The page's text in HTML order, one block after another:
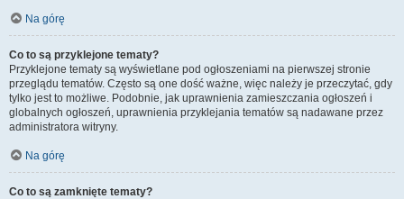
Na górę
Co to są przyklejone tematy?
Przyklejone tematy są wyświetlane pod ogłoszeniami na pierwszej stronie
przeglądu tematów. Często są one dość ważne, więc należy je przeczytać, gdy
tylko jest to możliwe. Podobnie, jak uprawnienia zamieszczania ogłoszeń i
globalnych ogłoszeń, uprawnienia przyklejania tematów są nadawane przez
administratora witryny.
Na górę
Co to są zamknięte tematy?